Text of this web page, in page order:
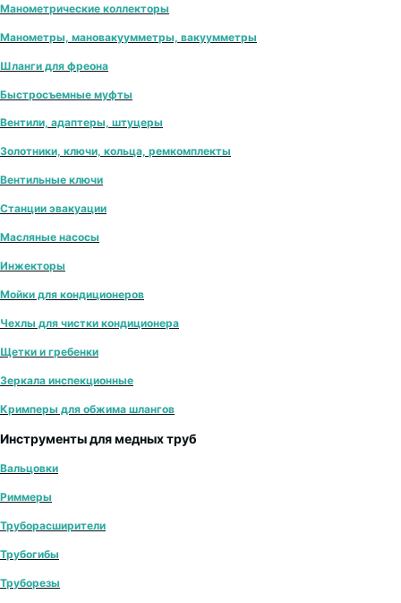
Манометрические коллекторы
Манометры, мановакуумметры, вакуумметры
Шланги для фреона
Быстросъемные муфты
Вентили, адаптеры, штуцеры
Золотники, ключи, кольца, ремкомплекты
Вентильные ключи
Станции эвакуации
Масляные насосы
Инжекторы
Мойки для кондиционеров
Чехлы для чистки кондиционера
Щетки и гребенки
Зеркала инспекционные
Кримперы для обжима шлангов
Инструменты для медных труб
Вальцовки
Риммеры
Труборасширители
Трубогибы
Труборезы